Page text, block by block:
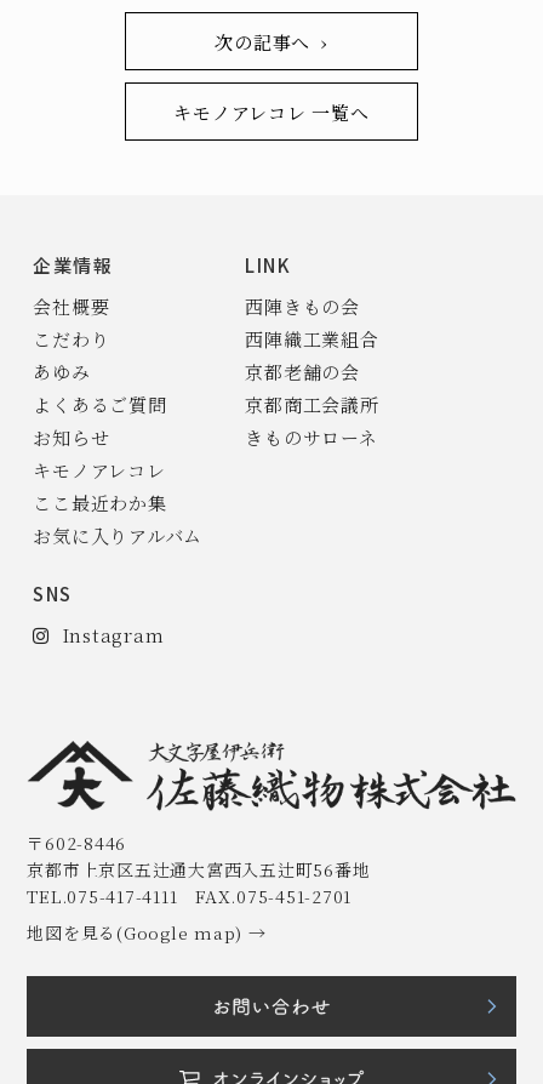
次の記事へ ›
キモノアレコレ 一覧へ
企業情報
会社概要
こだわり
あゆみ
よくあるご質問
お知らせ
キモノアレコレ
ここ最近わか集
お気に入りアルバム
SNS
Instagram
LINK
西陣きもの会
西陣織工業組合
京都老舗の会
京都商工会議所
きものサローネ
〒602-8446
京都市上京区五辻通大宮西入五辻町56番地
TEL.075-417-4111 FAX.075-451-2701
地図を見る(Google map) →